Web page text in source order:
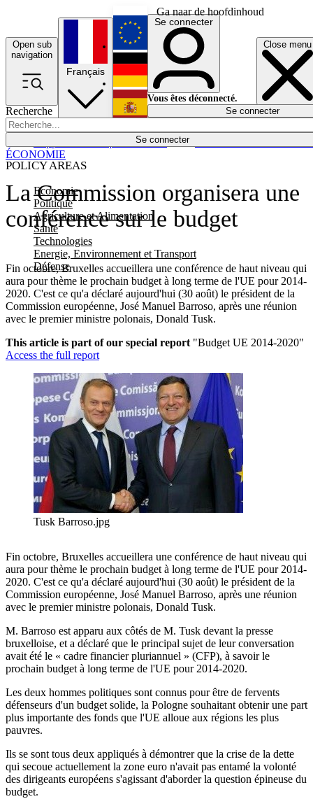
Ga naar de hoofdinhoud
Open sub
navigation
Close menu
Recherche
Se connecter
POLICY AREAS
Economie
Politique
Agriculture et Alimentation
Santé
Technologies
Energie, Environnement et Transport
Défense
Économie
Français
English
Deutsch
Español
Se connecter
Vous êtes déconnecté.
Se connecter
La Commission organisera une
conférence sur le budget
Fin octobre, Bruxelles accueillera une conférence de haut niveau qui
aura pour thème le prochain budget à long terme de l'UE pour 2014-
2020. C'est ce qu'a déclaré aujourd'hui (30 août) le président de la
Commission européenne, José Manuel Barroso, après une réunion
avec le premier ministre polonais, Donald Tusk.
ÉCONOMIE
This article is part of our special report "Budget UE 2014-2020"
Access the full report
Tusk Barroso.jpg
Fin octobre, Bruxelles accueillera une conférence de haut niveau qui
aura pour thème le prochain budget à long terme de l'UE pour 2014-
2020. C'est ce qu'a déclaré aujourd'hui (30 août) le président de la
Commission européenne, José Manuel Barroso, après une réunion
avec le premier ministre polonais, Donald Tusk.
M. Barroso est apparu aux côtés de M. Tusk devant la presse
bruxelloise, et a déclaré que le principal sujet de leur conversation
avait été le « cadre financier pluriannuel » (CFP), à savoir le
prochain budget à long terme de l'UE pour 2014-2020.
Les deux hommes politiques sont connus pour être de fervents
défenseurs d'un budget solide, la Pologne souhaitant obtenir une part
plus importante des fonds que l'UE alloue aux régions les plus
pauvres.
Ils se sont tous deux appliqués à démontrer que la crise de la dette
qui secoue actuellement la zone euro n'avait pas entamé la volonté
des dirigeants européens s'agissant d'aborder la question épineuse du
budget.